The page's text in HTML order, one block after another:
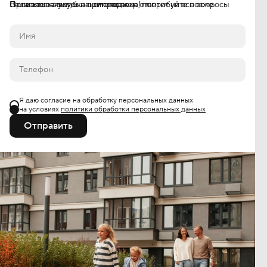
Оставьте заявку, и наш менеджер ответит на все вопросы
Я даю согласие на обработку персональных данных
на условиях политики обработки персональных данных
Отправить
Ваша заявка успешно отправлена!
Произошла ошибка при отправке, попробуйте позже.